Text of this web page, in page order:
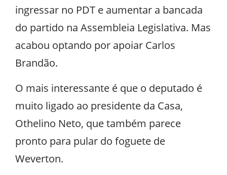
ingressar no PDT e aumentar a bancada
do partido na Assembleia Legislativa. Mas
acabou optando por apoiar Carlos
Brandão.
O mais interessante é que o deputado é
muito ligado ao presidente da Casa,
Othelino Neto, que também parece
pronto para pular do foguete de
Weverton.